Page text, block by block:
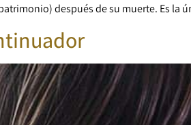
después de su muerte. Es la